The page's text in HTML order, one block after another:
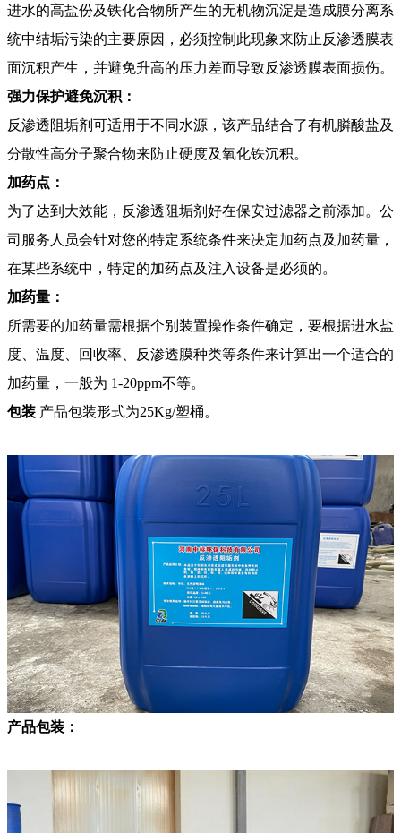
进水的高盐份及铁化合物所产生的无机物沉淀是造成膜分离系
统中结垢污染的主要原因，必须控制此现象来防止反渗透膜表
面沉积产生，并避免升高的压力差而导致反渗透膜表面损伤。
强力保护避免沉积 ：
反渗透阻垢剂可适用于不同水源，该产品结合了有机膦酸盐及
分散性高分子聚合物来防止硬度及氧化铁沉积。
加药点：
为了达到大效能，反渗透阻垢剂好在保安过滤器之前添加。公
司服务人员会针对您的特定系统条件来决定加药点及加药量，
在某些系统中，特定的加药点及注入设备是必须的。
加药量：
所需要的加药量需根据个别装置操作条件确定，要根据进水盐
度、温度、回收率、反渗透膜种类等条件来计算出一个适合的
加药量，一般为 1-20ppm不等。
包装 产品包装形式为25Kg/塑桶。
产品包装：